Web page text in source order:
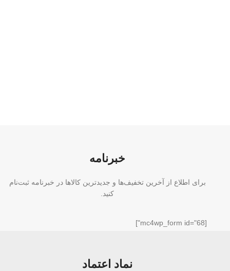
خبرنامه
برای اطلاع از آخرین تخفیف‌ها و جدیدترین کالاها در خبرنامه ثبت‌نام
کنید.
[mc4wp_form id="68"]
نماد اعتماد